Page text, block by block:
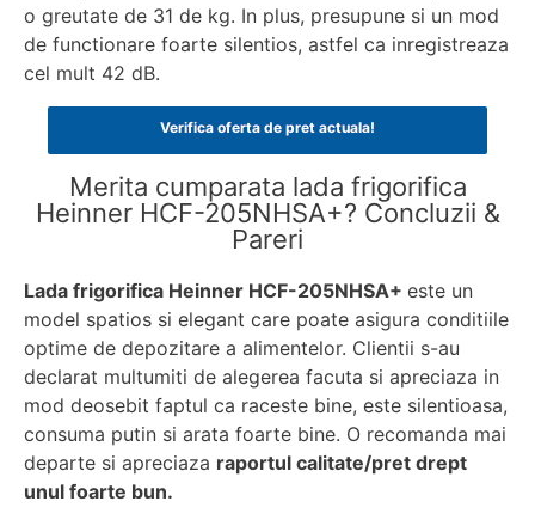
o greutate de 31 de kg. In plus, presupune si un mod
de functionare foarte silentios, astfel ca inregistreaza
cel mult 42 dB.
Verifica oferta de pret actuala!
Merita cumparata lada frigorifica
Heinner HCF-205NHSA+? Concluzii &
Pareri
Lada frigorifica Heinner HCF-205NHSA+ este un
model spatios si elegant care poate asigura conditiile
optime de depozitare a alimentelor. Clientii s-au
declarat multumiti de alegerea facuta si apreciaza in
mod deosebit faptul ca raceste bine, este silentioasa,
consuma putin si arata foarte bine. O recomanda mai
departe si apreciaza raportul calitate/pret drept
unul foarte bun.